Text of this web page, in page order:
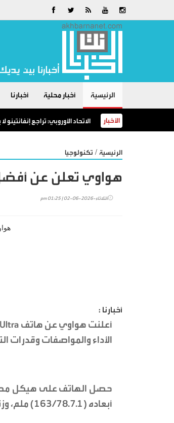
الرئيسية أخبار محلية أخبارنا
الأخبار الاتحاد الأوروبي: تراجع
الرئيسية / تكنولوجيا
هواوي تعلن عن
الثلاثاء-2026-06-02 | 01:25 pm
أخبارنا :
الأداء والمواصفات وقدرات
أبعاده (163/78.7.1) ملم، وزنه 220 غ.